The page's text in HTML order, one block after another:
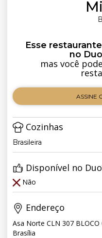
Esse
no
mas você
ASSINE
Cozinhas
Brasileira
Disponível no
Não
Endereço
Asa Norte CLN 307 BLOCO
Brasília